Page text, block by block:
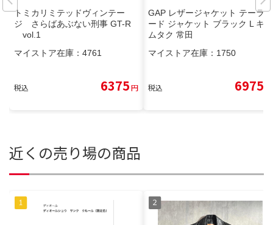
トミカリミテッドヴィンテー
ジ さらばあぶない刑事 GT-R
vol.1
マイストア在庫： 4761
税込 6375円
GAP レザージャケット テーラ
ード ジャケット ブラック L キ
ムタク 常田
マイストア在庫： 1750
税込 6975
近くの売り場の商品